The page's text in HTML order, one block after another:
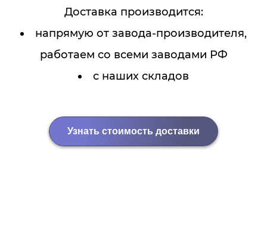
Доставка производится:
напрямую от завода-производителя,
работаем со всеми заводами РФ
с наших складов
Узнать стоимость доставки